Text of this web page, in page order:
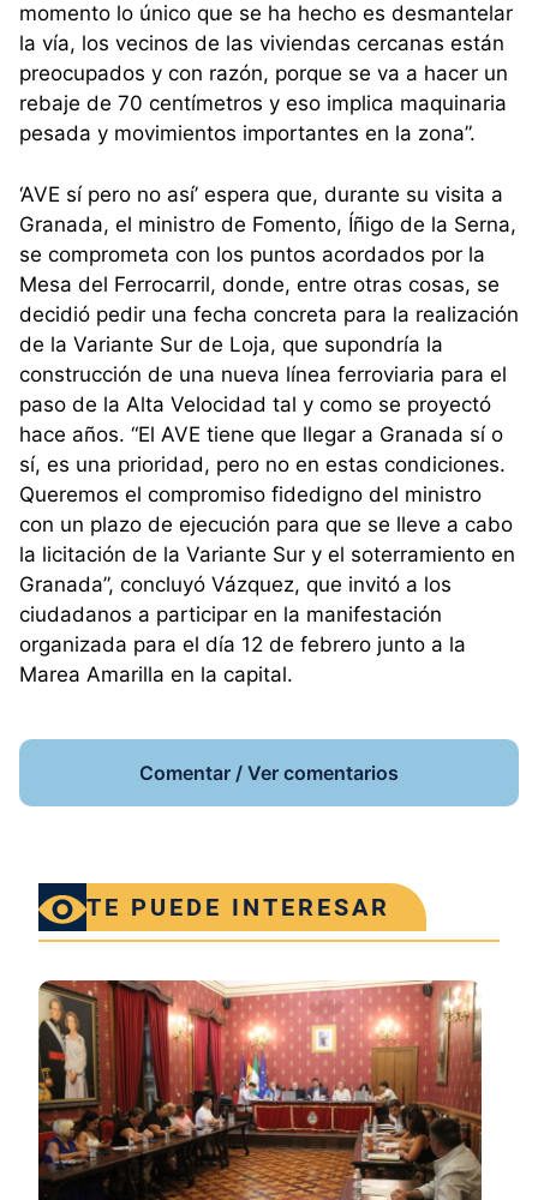
momento lo único que se ha hecho es desmantelar
la vía, los vecinos de las viviendas cercanas están
preocupados y con razón, porque se va a hacer un
rebaje de 70 centímetros y eso implica maquinaria
pesada y movimientos importantes en la zona”.
‘AVE sí pero no así’ espera que, durante su visita a
Granada, el ministro de Fomento, Íñigo de la Serna,
se comprometa con los puntos acordados por la
Mesa del Ferrocarril, donde, entre otras cosas, se
decidió pedir una fecha concreta para la realización
de la Variante Sur de Loja, que supondría la
construcción de una nueva línea ferroviaria para el
paso de la Alta Velocidad tal y como se proyectó
hace años. “El AVE tiene que llegar a Granada sí o
sí, es una prioridad, pero no en estas condiciones.
Queremos el compromiso fidedigno del ministro
con un plazo de ejecución para que se lleve a cabo
la licitación de la Variante Sur y el soterramiento en
Granada”, concluyó Vázquez, que invitó a los
ciudadanos a participar en la manifestación
organizada para el día 12 de febrero junto a la
Marea Amarilla en la capital.
Comentar / Ver comentarios
TE PUEDE INTERESAR